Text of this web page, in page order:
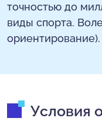
точностью до
виды спорта.
ориентирование).
Условия